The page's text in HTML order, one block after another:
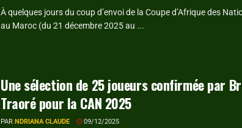
À quelques jours du coup d’envoi de la Coupe d’Afrique des
au Maroc (du 21 décembre 2025 au ...
Une sélection de 25 joueurs confirmée par
Traoré pour la CAN 2025
PAR NDRIANA CLAUDE 09/12/2025